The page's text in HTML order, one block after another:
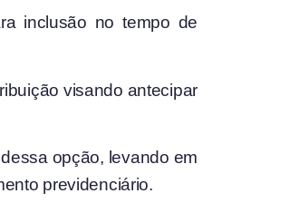
inclusão no tempo de
visando antecipar
opção, levando em
previdenciário.